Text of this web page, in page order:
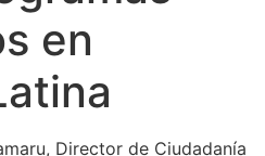
en
Director de Ciudadanía